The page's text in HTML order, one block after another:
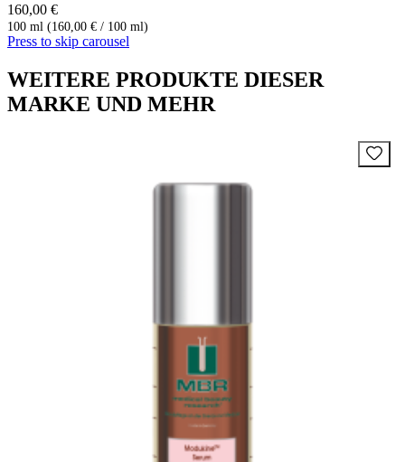
160,00 €
100 ml (160,00 € / 100 ml)
Press to skip carousel
WEITERE PRODUKTE DIESER
MARKE UND MEHR